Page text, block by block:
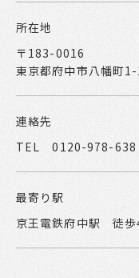
所在地
〒183-0016
東京都府中市八幡町
連絡先
TEL 0120-978-
最寄り駅
京王電鉄府中駅 徒歩